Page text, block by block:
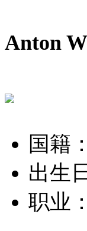
Anton
国籍
出生
职业